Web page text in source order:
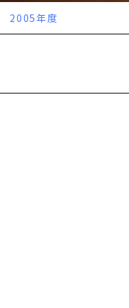
2005年度